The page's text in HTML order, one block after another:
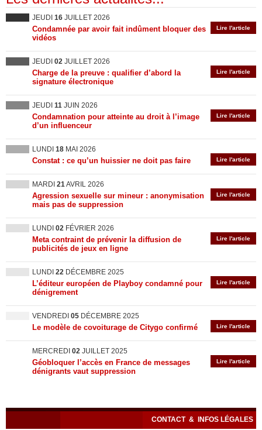
JEUDI 16 JUILLET 2026
Lire l'article
Condamnée par avoir fait indûment bloquer des
vidéos
JEUDI 02 JUILLET 2026
Lire l'article
Charge de la preuve : qualifier d’abord la
signature électronique
JEUDI 11 JUIN 2026
Lire l'article
Condamnation pour atteinte au droit à l’image
d’un influenceur
LUNDI 18 MAI 2026
Lire l'article
Constat : ce qu’un huissier ne doit pas faire
MARDI 21AVRIL 2026
Lire l'article
Agression sexuelle sur mineur : anonymisation
mais pas de suppression
LUNDI 02 FÉVRIER 2026
Lire l'article
Meta contraint de prévenir la diffusion de
publicités de jeux en ligne
LUNDI 22 DÉCEMBRE 2025
Lire l'article
L’éditeur européen de Playboy condamné pour
dénigrement
VENDREDI 05 DÉCEMBRE 2025
Lire l'article
Le modèle de covoiturage de Citygo confirmé
MERCREDI 02 JUILLET 2025
Lire l'article
Géobloquer l’accès en France de messages
dénigrants vaut suppression
CONTACT & INFOS LÉGALES